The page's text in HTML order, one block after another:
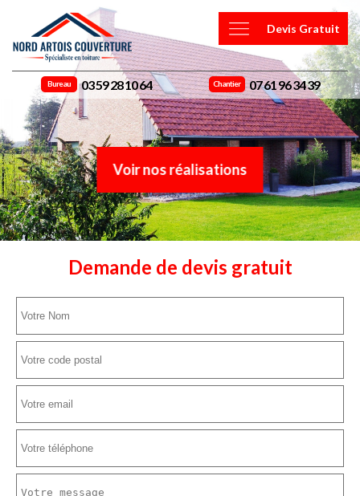
Devis Gratuit
Bureau 03 59 28 10 64 Chantier 07 61 96 34 39
Voir nos réalisations
Demande de devis gratuit